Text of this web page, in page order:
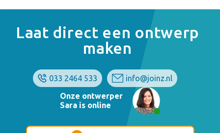
Laat direct een ontwerp
maken
033 2464 533
info@joinz.nl
Onze ontwerper
Sara is online